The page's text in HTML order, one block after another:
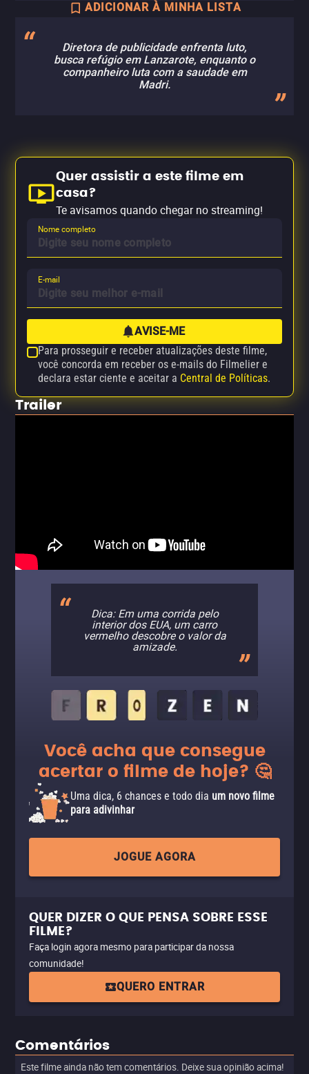
ADICIONAR À MINHA LISTA
Diretora de publicidade enfrenta luto,
busca refúgio em Lanzarote, enquanto o
companheiro luta com a saudade em
Madri.
Quer assistir a este filme em
casa?
Te avisamos quando chegar no streaming!
Nome completo
E-mail
AVISE-ME
Para prosseguir e receber atualizações deste filme,
você concorda em receber os e-mails do Filmelier e
declara estar ciente e aceitar a Central de Políticas.
Trailer
Dica: Em uma corrida pelo
interior dos EUA, um carro
vermelho descobre o valor da
amizade.
Você acha que consegue
acertar o filme de hoje? 🤔
Uma dica, 6 chances e todo dia um novo filme
para adivinhar
JOGUE AGORA
QUER DIZER O QUE PENSA SOBRE ESSE
FILME?
Faça login agora mesmo para participar da nossa
comunidade!
QUERO ENTRAR
Comentários
Este filme ainda não tem comentários. Deixe sua opinião acima!